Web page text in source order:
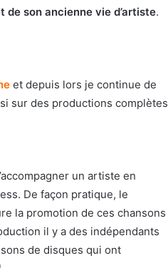
son ancienne vie d’artiste.
et depuis lors je continue de
sur des productions
un artiste en
De façon pratique, le
la promotion de ces chansons
il y a des indépendants
de disques qui ont